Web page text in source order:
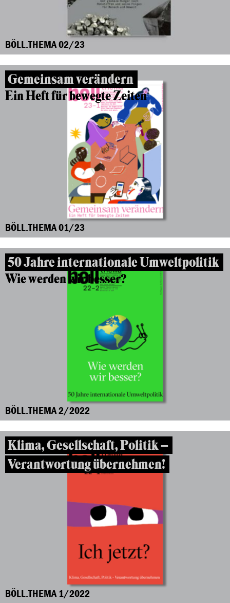
BÖLL.THEMA 02/23
Gemeinsam verändern
Ein Heft für bewegte Zeiten
BÖLL.THEMA 01/23
50 Jahre internationale Umweltpolitik
Wie werden wir besser?
BÖLL.THEMA 2/2022
Klima, Gesellschaft, Politik –
Verantwortung übernehmen!
BÖLL.THEMA 1/2022